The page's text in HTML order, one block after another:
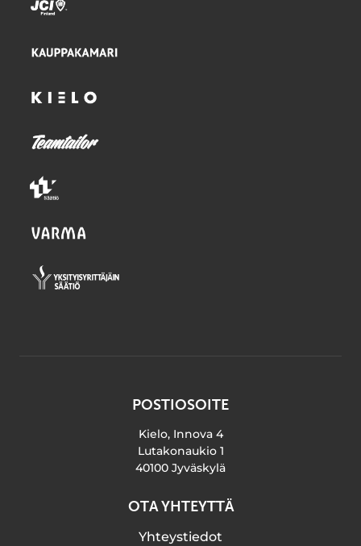
POSTIOSOITE
Kielo, Innova 4
Lutakonaukio 1
40100 Jyväskylä
OTA YHTEYTTÄ
Yhteystiedot